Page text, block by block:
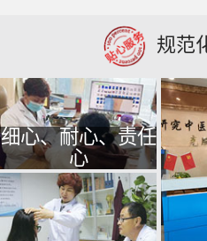
规范
细心、耐心、责任
心